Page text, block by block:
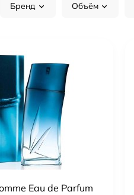
Бренд Объём
Eau de Parfum